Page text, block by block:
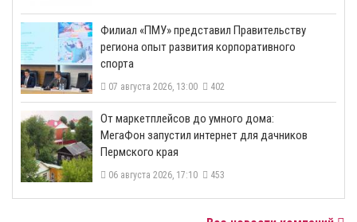
​Филиал «ПМУ» представил Правительству
региона опыт развития корпоративного
спорта
07 августа 2026, 13:00 402
От маркетплейсов до умного дома:
МегаФон запустил интернет для дачников
Пермского края
06 августа 2026, 17:10 453